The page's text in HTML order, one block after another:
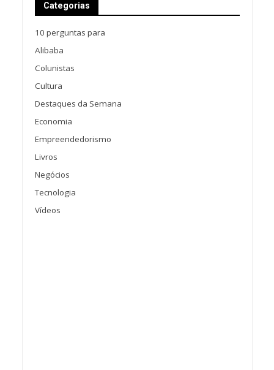
Categorias
10 perguntas para
Alibaba
Colunistas
Cultura
Destaques da Semana
Economia
Empreendedorismo
Livros
Negócios
Tecnologia
Vídeos